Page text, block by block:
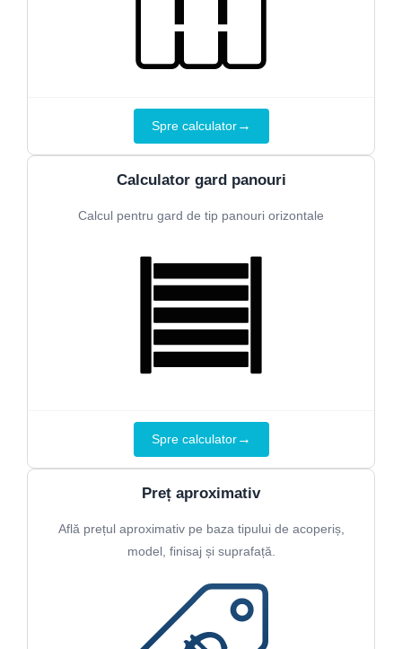
Spre calculator→
Calculator gard panouri
Calcul pentru gard de tip panouri orizontale
Spre calculator→
Preț aproximativ
Află prețul aproximativ pe baza tipului de acoperiș,
model, finisaj și suprafață.